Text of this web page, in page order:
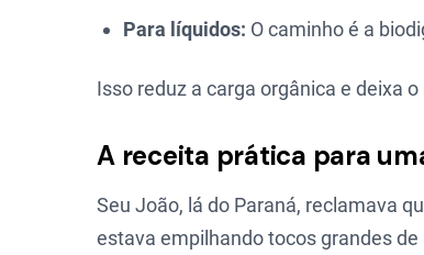
Para líquidos: O caminho é a
Isso reduz a carga orgânica e deixa
A receita prática para
Seu João, lá do Paraná, reclamava
estava empilhando tocos grandes